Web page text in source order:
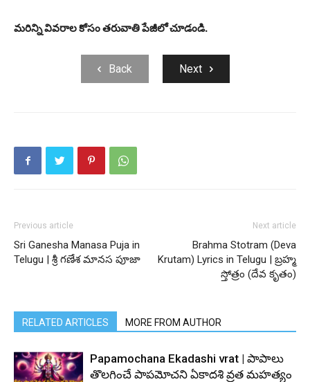
మరిన్ని వివరాల కోసం తరువాతి పేజీలో చూడండి.
Back Next
Previous article
Sri Ganesha Manasa Puja in
Telugu | శ్రీ గణేశ మానస పూజా
Next article
Brahma Stotram (Deva
Krutam) Lyrics in Telugu | బ్రహ్మ
స్తోత్రం (దేవ కృతం)
RELATED ARTICLES MORE FROM AUTHOR
Papamochana Ekadashi vrat | పాపాలు
తొలగించే పాపమోచని ఏకాదశి వ్రత మహత్యం